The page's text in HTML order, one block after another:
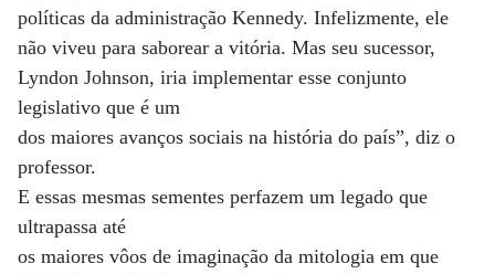
políticas da administração Kennedy. Infelizmente, ele
não viveu para saborear a vitória. Mas seu sucessor,
Lyndon Johnson, iria implementar esse conjunto
legislativo que é um
dos maiores avanços sociais na história do país”, diz o
professor.
E essas mesmas sementes perfazem um legado que
ultrapassa até
os maiores vôos de imaginação da mitologia em que